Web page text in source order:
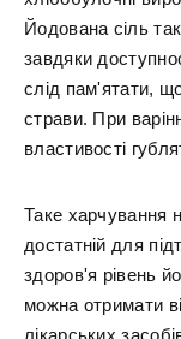
Йодована сіль
завдяки
слід пам'ятати,
страви. При
властивості
Таке харчування
достатній для
здоров'я рівень
можна отримати
лікарських